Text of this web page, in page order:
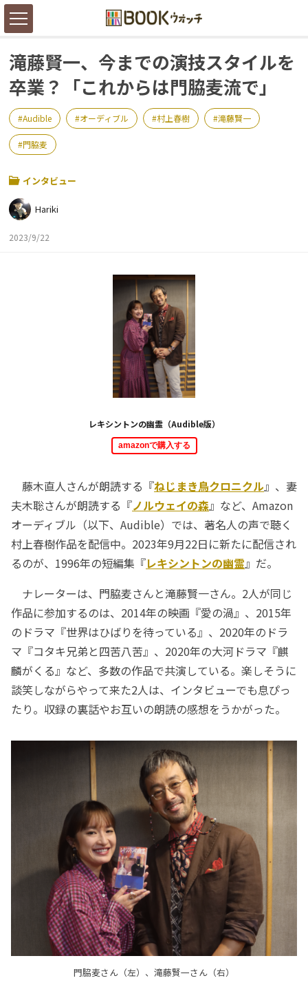
滝藤賢一、今までの演技スタイルを
卒業？「これからは門脇麦流で」
Audible オーディブル 村上春樹 滝藤賢一
門脇麦
インタビュー
Hariki
2023/9/22
レキシントンの幽霊（Audible版）
amazonで購入する
藤木直人さんが朗読する『ねじまき鳥クロニクル』、妻
夫木聡さんが朗読する『ノルウェイの森』など、Amazon
オーディブル（以下、Audible）では、著名人の声で聴く
村上春樹作品を配信中。2023年9月22日に新たに配信され
るのが、1996年の短編集『レキシントンの幽霊』だ。
ナレーターは、門脇麦さんと滝藤賢一さん。2人が同じ
作品に参加するのは、2014年の映画『愛の渦』、2015年
のドラマ『世界はひばりを待っている』、2020年のドラ
マ『コタキ兄弟と四苦八苦』、2020年の大河ドラマ『麒
麟がくる』など、多数の作品で共演している。楽しそうに
談笑しながらやって来た2人は、インタビューでも息ぴっ
たり。収録の裏話やお互いの朗読の感想をうかがった。
門脇麦さん（左）、滝藤賢一さん（右）